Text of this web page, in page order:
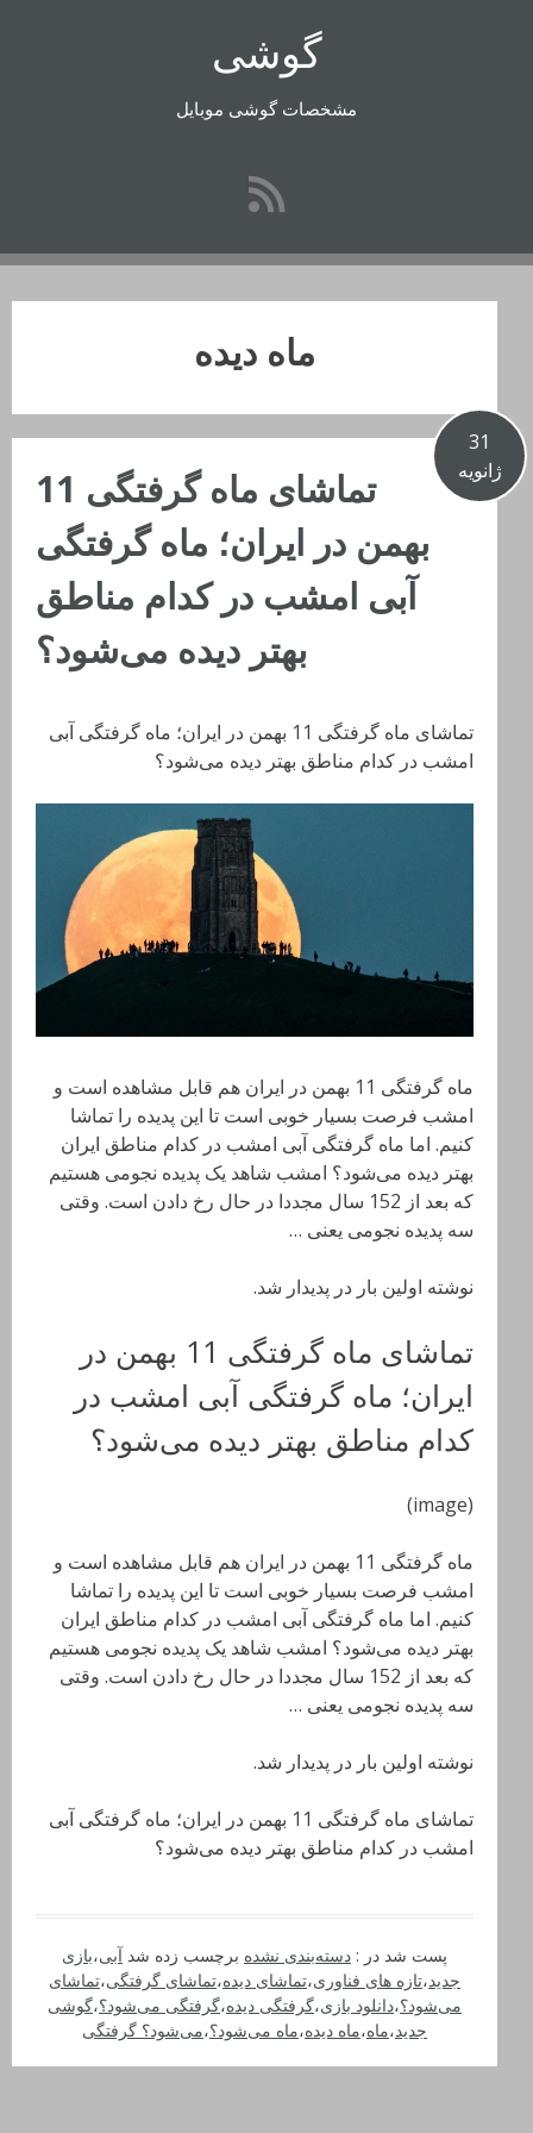
گوشی
مشخصات گوشی موبایل
ماه دیده
31
ژانویه
تماشای ماه گرفتگی 11
بهمن در ایران؛ ماه گرفتگی
آبی امشب در کدام مناطق
بهتر دیده می‌شود؟
تماشای ماه گرفتگی 11 بهمن در ایران؛ ماه گرفتگی آبی
امشب در کدام مناطق بهتر دیده می‌شود؟
ماه گرفتگی 11 بهمن در ایران هم قابل مشاهده است و
امشب فرصت بسیار خوبی است تا این پدیده را تماشا
کنیم. اما ماه گرفتگی آبی امشب در کدام مناطق ایران
بهتر دیده می‌شود؟ امشب شاهد یک پدیده نجومی هستیم
که بعد از 152 سال مجددا در حال رخ دادن است. وقتی
سه پدیده نجومی یعنی …
نوشته اولین بار در پدیدار شد.
تماشای ماه گرفتگی 11 بهمن در
ایران؛ ماه گرفتگی آبی امشب در
کدام مناطق بهتر دیده می‌شود؟
(image)
ماه گرفتگی 11 بهمن در ایران هم قابل مشاهده است و
امشب فرصت بسیار خوبی است تا این پدیده را تماشا
کنیم. اما ماه گرفتگی آبی امشب در کدام مناطق ایران
بهتر دیده می‌شود؟ امشب شاهد یک پدیده نجومی هستیم
که بعد از 152 سال مجددا در حال رخ دادن است. وقتی
سه پدیده نجومی یعنی …
نوشته اولین بار در پدیدار شد.
تماشای ماه گرفتگی 11 بهمن در ایران؛ ماه گرفتگی آبی
امشب در کدام مناطق بهتر دیده می‌شود؟
پست شد در : دسته‌بندی نشده برچسب زده شدآبی،بازی
جدید،تازه های فناوری،تماشای دیده،تماشای گرفتگی،تماشای
می‌شود؟،دانلود بازی،گرفتگی دیده،گرفتگی می‌شود؟،گوشی
جدید،ماه،ماه دیده،ماه می‌شود؟،می‌شود؟ گرفتگی